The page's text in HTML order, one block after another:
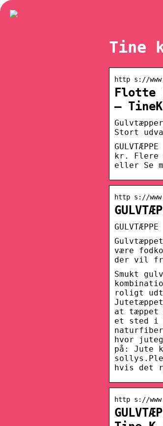
Tine
http s://
Flotte
–
Stort
kr. Flere
eller Se
http s://
være
der vil
Smukt
roligt
at
et sted i
hvor
på: Jute
hvis det
http s://